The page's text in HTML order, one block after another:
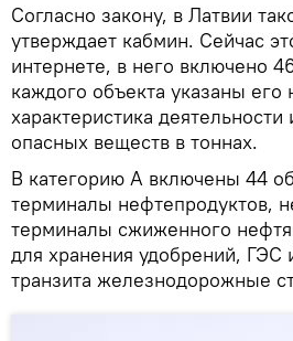
Согласно закону, в Латвии
утверждает кабмин. Сейчас
интернете, в него включено
каждого объекта указаны его
характеристика деятельности
опасных веществ в тоннах.
В категорию А включены 44
терминалы нефтепродуктов,
терминалы сжиженного
для хранения удобрений, ГЭС
транзита железнодорожные